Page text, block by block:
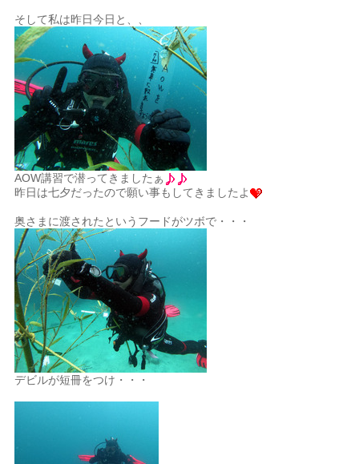
そして私は昨日今日と、、
AOW講習で潜ってきましたぁ
昨日は七夕だったので願い事もしてきましたよ
奥さまに渡されたというフードがツボで・・・
デビルが短冊をつけ・・・